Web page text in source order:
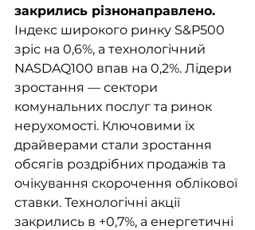
закрились різнонаправлено.
Індекс широкого ринку S&P500
зріс на 0,6%, а технологічний
NASDAQ100 впав на 0,2%. Лідери
зростання — сектори
комунальних послуг та ринок
нерухомості. Ключовими їх
драйверами стали зростання
обсягів роздрібних продажів та
очікування скорочення облікової
ставки. Технологічні акції
закрились в +0,7%, а енергетичні